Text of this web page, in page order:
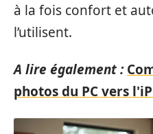
à la fois confort et
l’utilisent.
A lire également :
photos du PC vers